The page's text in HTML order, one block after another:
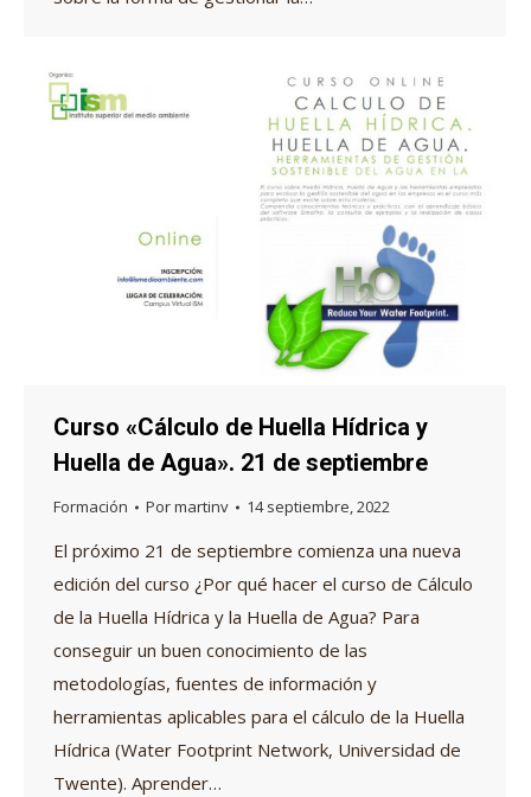
Curso «Cálculo de Huella Hídrica y
Huella de Agua». 21 de septiembre
Formación Pormartinv 14 septiembre, 2022
El próximo 21 de septiembre comienza una nueva
edición del curso ¿Por qué hacer el curso de Cálculo
de la Huella Hídrica y la Huella de Agua? Para
conseguir un buen conocimiento de las
metodologías, fuentes de información y
herramientas aplicables para el cálculo de la Huella
Hídrica (Water Footprint Network, Universidad de
Twente). Aprender…